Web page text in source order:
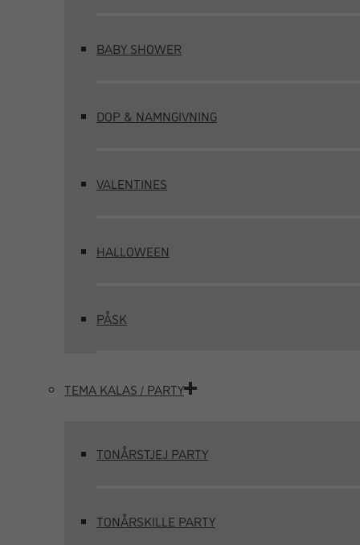
BABY SHOWER
DOP & NAMNGIVNING
VALENTINES
HALLOWEEN
PÅSK
TEMA KALAS / PARTY
TONÅRSTJEJ PARTY
TONÅRSKILLE PARTY